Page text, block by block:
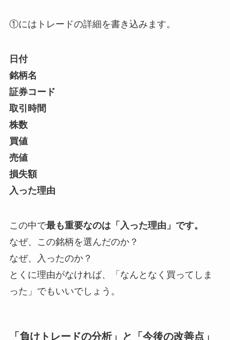
①にはトレードの詳細を書き込みます。
日付
銘柄名
証券コード
取引時間
株数
買値
売値
損失額
入った理由
この中で最も重要なのは「入った理由」です。
なぜ、この銘柄を選んだのか？
なぜ、入ったのか？
とくに理由がなければ、「なんとなく買ってしま
った」でもいいでしょう。
「負けトレードの分析」と「今後の改善点」